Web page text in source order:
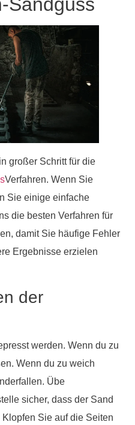
großer Schritt für die
Verfahren. Wenn Sie
Sie einige einfache
die besten Verfahren für
damit Sie häufige Fehler
Ergebnisse erzielen
der
werden. Wenn du zu
Wenn du zu weich
Übe
sicher, dass der Sand
Sie auf die Seiten